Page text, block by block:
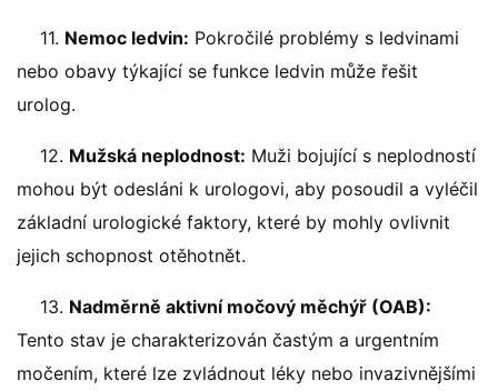
11. Nemoc ledvin: Pokročilé problémy s ledvinami
nebo obavy týkající se funkce ledvin může řešit
urolog.
12. Mužská neplodnost: Muži bojující s neplodností
mohou být odesláni k urologovi, aby posoudil a vyléčil
základní urologické faktory, které by mohly ovlivnit
jejich schopnost otěhotnět.
13. Nadměrně aktivní močový měchýř (OAB):
Tento stav je charakterizován častým a urgentním
močením, které lze zvládnout léky nebo invazivnějšími